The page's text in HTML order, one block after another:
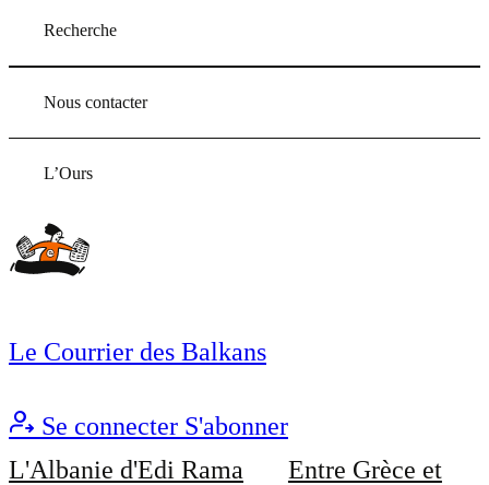
Recherche
Nous contacter
L’Ours
Le Courrier des Balkans
Se connecter S'abonner
L'Albanie d'Edi Rama
Entre Grèce et